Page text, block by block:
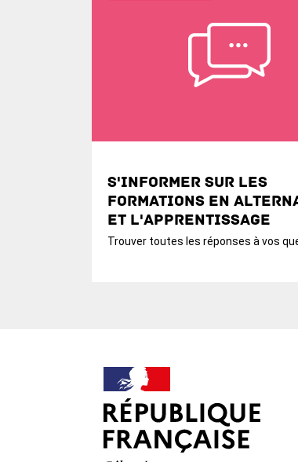
S'informer sur les
formations en
et l'apprentissage
Trouver toutes les réponses à vos